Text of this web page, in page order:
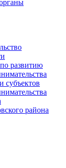
развитию
субъектов
района